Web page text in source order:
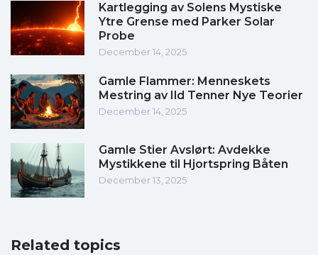
Kartlegging av Solens Mystiske
Ytre Grense med Parker Solar
Probe
December 14, 2025
Gamle Flammer: Menneskets
Mestring av Ild Tenner Nye Teorier
December 14, 2025
Gamle Stier Avslørt: Avdekke
Mystikkene til Hjortspring Båten
December 13, 2025
Related topics